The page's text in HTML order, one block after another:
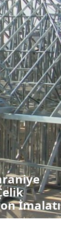
İmalatı